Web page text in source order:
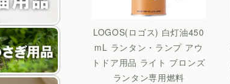
LOGOS(ロゴス) 白灯油450
mL ランタン・ランプ アウ
トドア用品 ライト ブロンズ
ランタン専用燃料